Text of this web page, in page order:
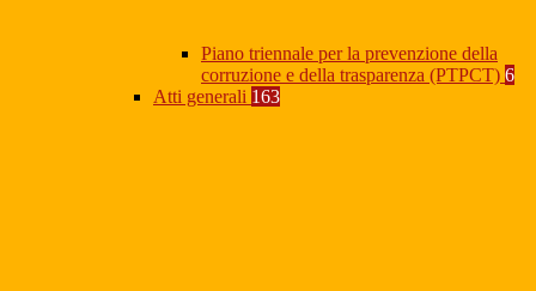
Piano triennale per la prevenzione della
corruzione e della trasparenza (PTPCT) 6
Atti generali 163